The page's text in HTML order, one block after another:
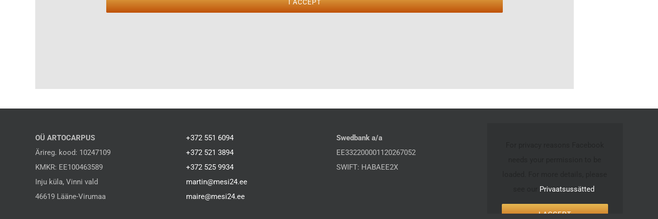
I ACCEPT
OÜ ARTOCARPUS
Ärireg. kood: 10247109
KMKR: EE100463589
Inju küla, Vinni vald
46619 Lääne-Virumaa
+372 551 6094
+372 521 3894
+372 525 9934
martin@mesi24.ee
maire@mesi24.ee
Swedbank a/a
EE332200001120267052
SWIFT: HABAEE2X
Privaatsussätted
I ACCEPT